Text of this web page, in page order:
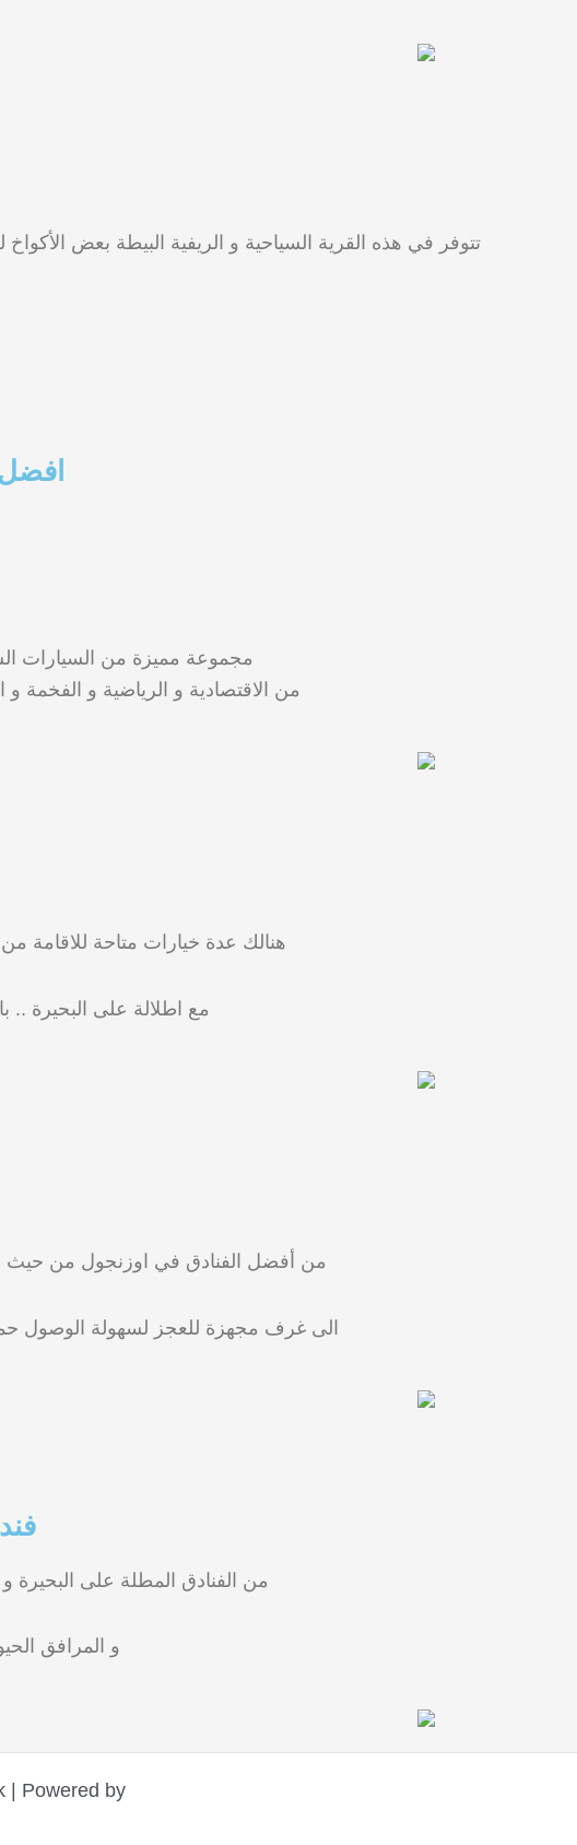
تتوفر في هذه القرية السياحية و الريفية البيطة بعض
مجموعة مميزة من السيارات
من الاقتصادية و الرياضية و الفخمة
هنالك عدة خيارات متاحة للاقامة
مع اطلالة على البحيرة ..
من أفضل الفنادق في اوزنجول من حيث
الى غرف مجهزة للعجز لسهولة الوصول حمام تركي و مسبح و مطعم 24
من الفنادق المطلة على البحيرة
و المرافق
| Powered by